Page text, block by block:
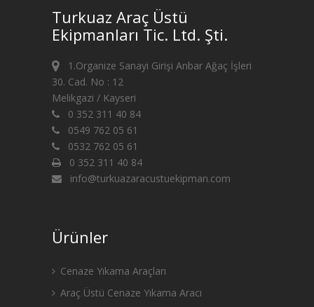
Turkuaz Araç Üstü
Ekipmanları Tic. Ltd. Şti.
1.Organize Sanayi Girişi Anbar Ağaç İşleri
30. Cad. No : 12
Melikgazi / Kayseri
0 352 311 40 84
0549 762 05 61
0532 762 05 61
0 352 311 40 84
info@turkuazaracustuekipman.com
Ürünler
Cenaze Yıkama Araçları
Araç Üstü Cenaze Yıkama Aracı